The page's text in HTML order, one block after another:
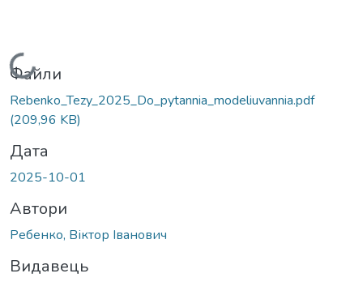
Вантажиться...
Файли
Rebenko_Tezy_2025_Do_pytannia_modeliuvannia.pdf
(209,96 KB)
Дата
2025-10-01
Автори
Ребенко, Віктор Іванович
Видавець